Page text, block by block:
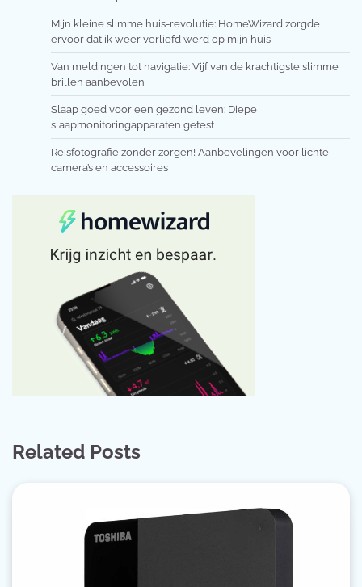
Mijn kleine slimme huis-revolutie: HomeWizard zorgde
ervoor dat ik weer verliefd werd op mijn huis
Van meldingen tot navigatie: Vijf van de krachtigste slimme
brillen aanbevolen
Slaap goed voor een gezond leven: Diepe
slaapmonitoringapparaten getest
Reisfotografie zonder zorgen! Aanbevelingen voor lichte
camera’s en accessoires
Related Posts